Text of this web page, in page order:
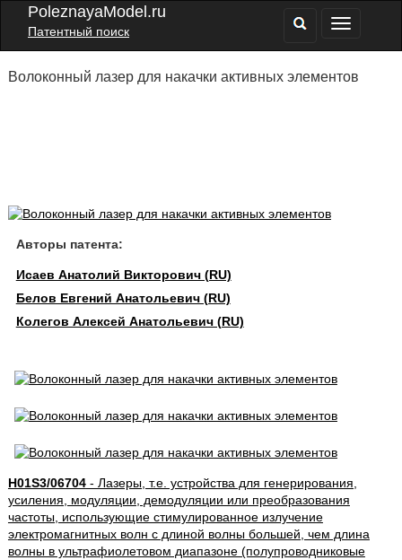
PoleznayaModel.ru
Патентный поиск
Волоконный лазер для накачки активных элементов
Авторы патента:
Исаев Анатолий Викторович (RU)
Белов Евгений Анатольевич (RU)
Колегов Алексей Анатольевич (RU)
H01S3/06704- Лазеры, т.е. устройства для генерирования,
усиления, модуляции, демодуляции или преобразования
частоты, использующие стимулированное излучение
электромагнитных волн с длиной волны большей, чем длина
волны в ультрафиолетовом диапазоне (полупроводниковые